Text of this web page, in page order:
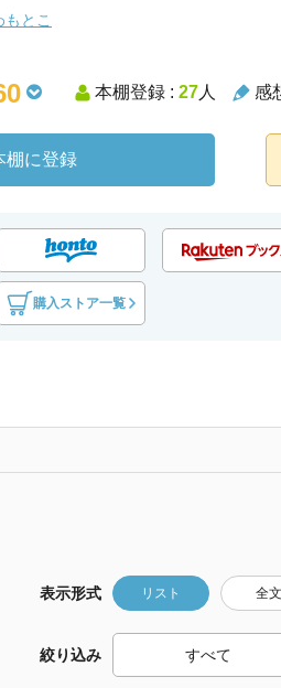
とこ
本棚登録 : 27人 感
棚に登録
購入ストア一覧
表示形式 リスト 全文
絞り込み